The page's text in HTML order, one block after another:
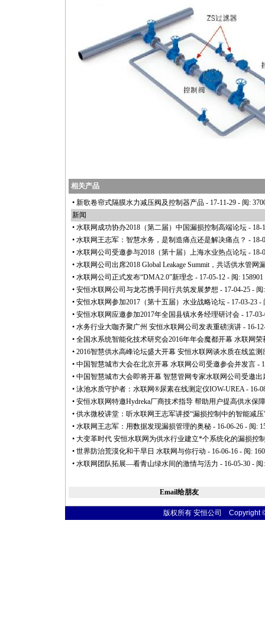
相关产品
• 新歌卷帘式隔膜水力减压阀及控制器产品 - 17-11-29 - 阅:
新闻
• 水联网成功协办2018（第二届）中国漏损控制高端论坛 - 18-
• 水联网王志军：智慧水务，是制造痛点还是解决痛点？ - 18-
• 水联网公司受邀参与2018（第十届）上海水业热点论坛 - 18-
• 水联网公司出席2018 Global Leakage Summit，共话供水管网
• 水联网公司正式发布“DMA2.0”新理念 - 17-05-12 - 阅: 158901
• 安恒水联网公司与龙芯携手同行共筑发展梦想 - 17-04-25 - 阅
• 安恒水联网参加2017（第十五届）水业战略论坛 - 17-03-23 -
• 安恒水联网应邀参加2017年全国县镇水务经理研讨会 - 17-
• 水务行业大咖齐聚广州 安恒水联网公司发表重磅演讲 - 16-
• 全国水系统智能化技术研究会2016年年会魔都开幕 水联网荣
• 2016智慧供水高峰论坛盛大开幕 安恒水联网谈水质在线监测
• 中国智慧城市大会在北京开幕 水联网公司受邀参会并发言 -
• 中国智慧城市大会即将开幕 智慧管网专家水联网公司受邀出
• 泳池水质守护者：水联网®尿素在线测定仪IOW-UREA- 16-
• 安恒水联网特邀Hydreka厂商技术指导 帮助用户提高供水保障
• 供水微校讲堂：听水联网王志军讲授“漏损控制中的智能减压
• 水联网王志军：用数据发现漏损管理的奥秘 - 16-06-26 - 阅:
• 大变革时代 安恒水联网为供水行业建立*个系统化的漏损控
• 世界防治荒漠化和干旱日 水联网与你行动 - 16-06-16 - 阅:
• 水联网团队拓展—看青山绿水间的激情与活力 - 16-05-30 - 阅
Email给朋友
版权所有 安恒公司 Copyright